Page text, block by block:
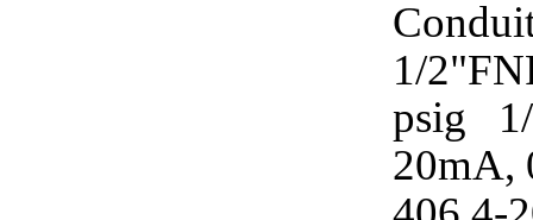
1/
psig 1/
20mA,